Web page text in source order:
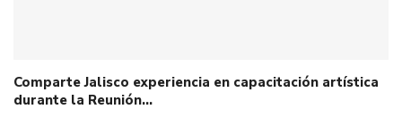
Comparte Jalisco experiencia en capacitación artística
durante la Reunión…